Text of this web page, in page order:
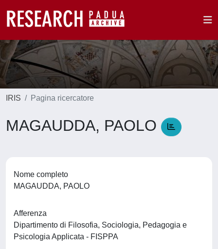
IRIS Pagina ricercatore
MAGAUDDA, PAOLO
Nome completo
MAGAUDDA, PAOLO
Afferenza
Dipartimento di Filosofia, Sociologia, Pedagogia e
Psicologia Applicata - FISPPA